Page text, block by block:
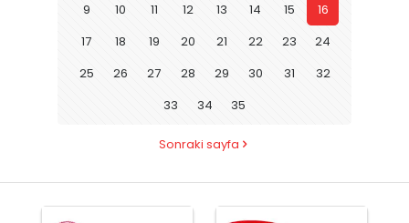
9
10 11 12 13 14 15
16
17
18 19 20 21 22 23
24
25
26 27 28 29 30 31
32
33
34 35
Sonraki sayfa